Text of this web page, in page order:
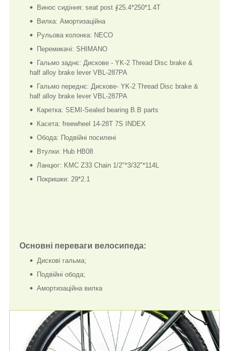
Основні переваги велосипеда:
Дискові гальма;
Подвійні обода;
Амортизаційна вилка
Винос сидіння: seat post ∮25.4*250*1.4T
Вилка: Амортизаційна
Рульова колонка: NECO
Перемикачі: SHIMANO
Гальмо заднє: Дискове - YK-2 Thread Disc brake &
half alloy brake lever VBL-287PA
Гальмо переднє: Дискове- YK-2 Thread Disc brake &
half alloy brake lever VBL-287PA
Каретка: SEMI-Sealed bearing B.B parts
Касета: freewheel 14-28T 7S INDEX
Обода: Подвійні посилені
Втулки: Hub HB08
Ланцюг: KMC Z33 Chain 1/2"*3/32"*114L
Покришки: 29*2.1